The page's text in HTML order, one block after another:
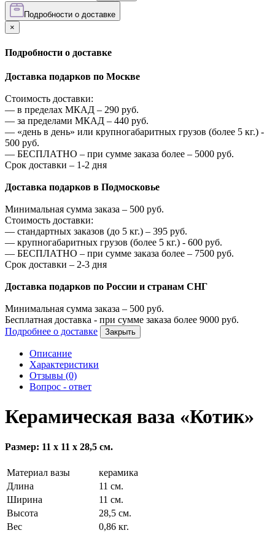
Подробности о доставке
×
Подробности о доставке
Доставка подарков по Москве
Стоимость доставки:
— в пределах МКАД – 290 руб.
— за пределами МКАД – 440 руб.
— «день в день» или крупногабаритных грузов (более 5 кг.) -
500 руб.
— БЕСПЛАТНО – при сумме заказа более – 5000 руб.
Срок доставки – 1-2 дня
Доставка подарков в Подмосковье
Минимальная сумма заказа – 500 руб.
Стоимость доставки:
— стандартных заказов (до 5 кг.) – 395 руб.
— крупногабаритных грузов (более 5 кг.) - 600 руб.
— БЕСПЛАТНО – при сумме заказа более – 7500 руб.
Срок доставки – 2-3 дня
Доставка подарков по России и странам СНГ
Минимальная сумма заказа – 500 руб.
Бесплатная доставка - при сумме заказа более 9000 руб.
Подробнее о доставке
Закрыть
Описание
Характеристики
Отзывы (0)
Вопрос - ответ
Керамическая ваза «Котик»
Размер: 11 х 11 х 28,5 см.
Материал вазы
керамика
Длина
11 см.
Ширина
11 см.
Высота
28,5 см.
Вес
0,86 кг.